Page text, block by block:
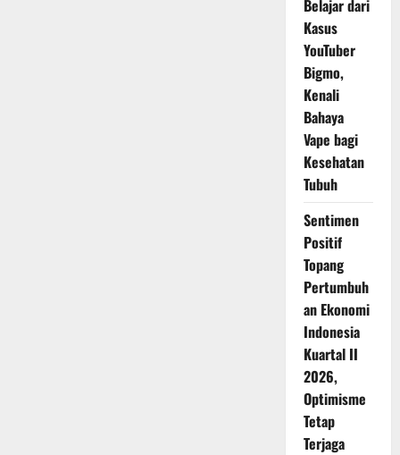
Belajar dari
Kasus
YouTuber
Bigmo,
Kenali
Bahaya
Vape bagi
Kesehatan
Tubuh
Sentimen
Positif
Topang
Pertumbuh
an Ekonomi
Indonesia
Kuartal II
2026,
Optimisme
Tetap
Terjaga